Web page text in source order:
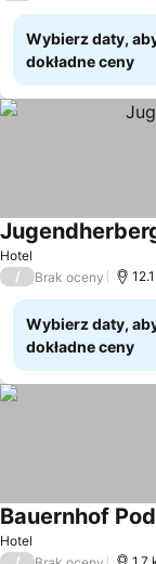
Wybierz daty,
dokładne ceny
Hotel
/ Brak oceny
Wybierz daty,
dokładne ceny
Hotel
Bauernhof